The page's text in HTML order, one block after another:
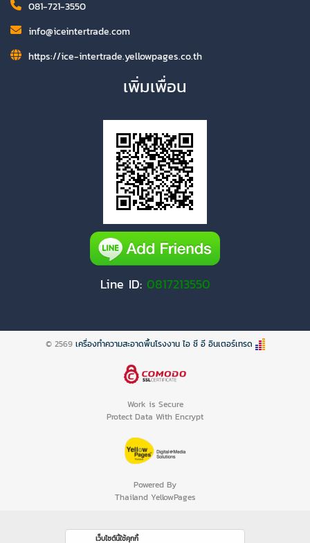
081-721-3550
info@iceintertrade.com
https://ice-intertrade.yellowpages.co.th
เพิ่มเพื่อน
Line ID: 0817213550
© 2569 เครื่องทำความสะอาดพื้นโรงงาน ไอ ซี อี อินเตอร์เทรด
Work is Secure
Protect Data With Encrypt
Powered By
Thailand YellowPages
เว็บไซต์นี้ใช้คุกกี้